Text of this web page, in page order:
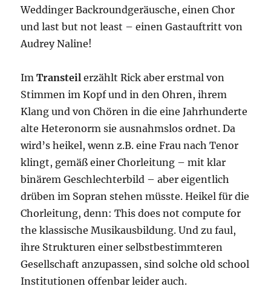
Weddinger Backroundgeräusche, einen Chor
und last but not least – einen Gastauftritt von
Audrey Naline!
ImTransteil erzählt Rick aber erstmal von
Stimmen im Kopf und in den Ohren, ihrem
Klang und von Chören in die eine Jahrhunderte
alte Heteronorm sie ausnahmslos ordnet. Da
wird’s heikel, wenn z.B. eine Frau nach Tenor
klingt, gemäß einer Chorleitung – mit klar
binärem Geschlechterbild – aber eigentlich
drüben im Sopran stehen müsste. Heikel für die
Chorleitung, denn: This does not compute for
the klassische Musikausbildung. Und zu faul,
ihre Strukturen einer selbstbestimmteren
Gesellschaft anzupassen, sind solche old school
Institutionen offenbar leider auch.